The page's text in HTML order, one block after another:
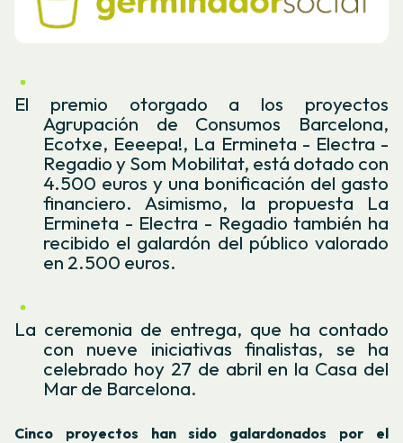
El premio otorgado a los proyectos
Agrupación de Consumos Barcelona,
Ecotxe, Eeeepa!, La Ermineta - Electra -
Regadio y Som Mobilitat, está dotado con
4.500 euros y una bonificación del gasto
financiero. Asimismo, la propuesta La
Ermineta - Electra - Regadio también ha
recibido el galardón del público valorado
en 2.500 euros.
La ceremonia de entrega, que ha contado
con nueve iniciativas finalistas, se ha
celebrado hoy 27 de abril en la Casa del
Mar de Barcelona.
Cinco proyectos han sido galardonados por el